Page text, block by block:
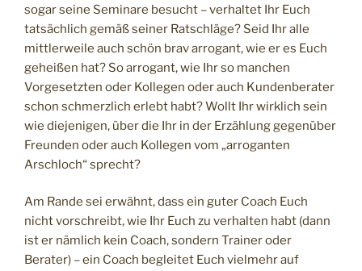
sogar seine Seminare besucht – verhaltet Ihr Euch
tatsächlich gemäß seiner Ratschläge? Seid Ihr alle
mittlerweile auch schön brav arrogant, wie er es Euch
geheißen hat? So arrogant, wie Ihr so manchen
Vorgesetzten oder Kollegen oder auch Kundenberater
schon schmerzlich erlebt habt? Wollt Ihr wirklich sein
wie diejenigen, über die Ihr in der Erzählung gegenüber
Freunden oder auch Kollegen vom „arroganten
Arschloch“ sprecht?
Am Rande sei erwähnt, dass ein guter Coach Euch
nicht vorschreibt, wie Ihr Euch zu verhalten habt (dann
ist er nämlich kein Coach, sondern Trainer oder
Berater) – ein Coach begleitet Euch vielmehr auf